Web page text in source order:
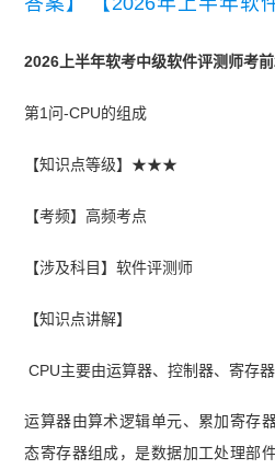
总】
2026上半年软考中级软件评测师考前
第1问-CPU的组成
【知识点等级】★★★
【考频】高频考点
【涉及科目】软件评测师
【知识点讲解】
CPU主要由运算器、控制器、寄存
运算器由算术逻辑单元、累加寄存
态寄存器组成，是数据加工处理部